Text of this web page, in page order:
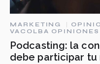
MARKETING
VACOLBA OPINIONES
Podcasting: la
debe participar tu